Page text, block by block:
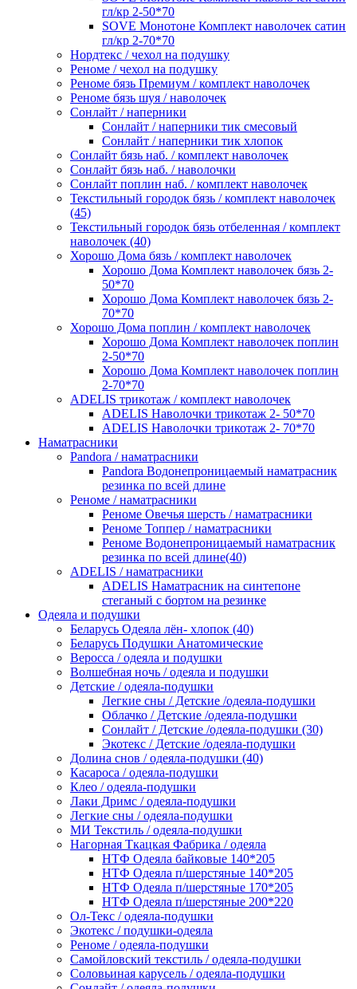
гл/кр 2-50*70
SOVE Монотоне Комплект наволочек сатин
гл/кр 2-70*70
Нордтекс / чехол на подушку
Реноме / чехол на подушку
Реноме бязь Премиум / комплект наволочек
Реноме бязь шуя / наволочек
Сонлайт / наперники
Сонлайт / наперники тик смесовый
Сонлайт / наперники тик хлопок
Сонлайт бязь наб. / комплект наволочек
Сонлайт бязь наб. / наволочки
Сонлайт поплин наб. / комплект наволочек
Текстильный городок бязь / комплект наволочек
(45)
Текстильный городок бязь отбеленная / комплект
наволочек (40)
Хорошо Дома бязь / комплект наволочек
Хорошо Дома Комплект наволочек бязь 2-
50*70
Хорошо Дома Комплект наволочек бязь 2-
70*70
Хорошо Дома поплин / комплект наволочек
Хорошо Дома Комплект наволочек поплин
2-50*70
Хорошо Дома Комплект наволочек поплин
2-70*70
ADELIS трикотаж / комплект наволочек
ADELIS Наволочки трикотаж 2- 50*70
ADELIS Наволочки трикотаж 2- 70*70
Наматрасники
Pandora / наматрасники
Pandora Водонепроницаемый наматрасник
резинка по всей длине
Реноме / наматрасники
Реноме Овечья шерсть / наматрасники
Реноме Топпер / наматрасники
Реноме Водонепроницаемый наматрасник
резинка по всей длине(40)
ADELIS / наматрасники
ADELIS Наматрасник на синтепоне
стеганый с бортом на резинке
Одеяла и подушки
Беларусь Одеяла лён- хлопок (40)
Беларусь Подушки Анатомические
Веросса / одеяла и подушки
Волшебная ночь / одеяла и подушки
Детские / одеяла-подушки
Легкие сны / Детские /одеяла-подушки
Облачко / Детские /одеяла-подушки
Сонлайт / Детские /одеяла-подушки (30)
Экотекс / Детские /одеяла-подушки
Долина снов / одеяла-подушки (40)
Касароса / одеяла-подушки
Клео / одеяла-подушки
Лаки Дримс / одеяла-подушки
Легкие сны / одеяла-подушки
МИ Текстиль / одеяла-подушки
Нагорная Ткацкая Фабрика / одеяла
НТФ Одеяла байковые 140*205
НТФ Одеяла п/шерстяные 140*205
НТФ Одеяла п/шерстяные 170*205
НТФ Одеяла п/шерстяные 200*220
Ол-Текс / одеяла-подушки
Экотекс / подушки-одеяла
Реноме / одеяла-подушки
Самойловский текстиль / одеяла-подушки
Соловьиная карусель / одеяла-подушки